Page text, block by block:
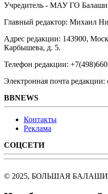
Учредитель - МАУ ГО
Главный редактор: Михаил
Адрес редакции: 143900,
Карбышева, д. 5.
Телефон редакции:
Электронная почта редакции:
BBNEWS
Контакты
Реклама
СОЦСЕТИ
© 2025, БОЛЬШАЯ